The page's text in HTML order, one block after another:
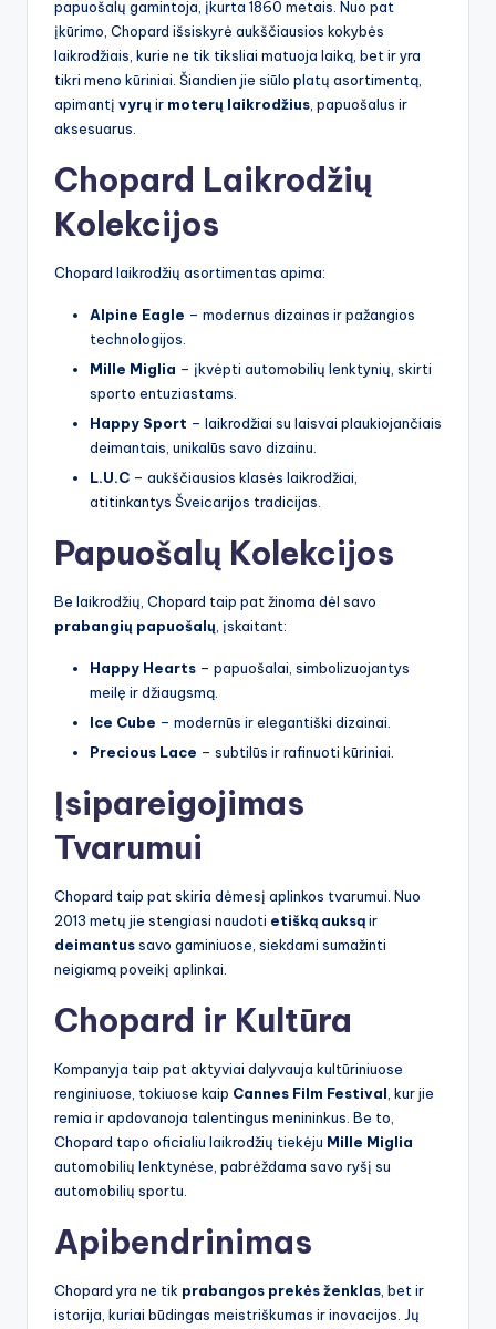
papuošalų gamintoja, įkurta 1860 metais. Nuo pat
įkūrimo, Chopard išsiskyrė aukščiausios kokybės
laikrodžiais, kurie ne tik tiksliai matuoja laiką, bet ir yra
tikri meno kūriniai. Šiandien jie siūlo platų asortimentą,
apimantį vyrų ir moterų laikrodžius , papuošalus ir
aksesuarus.
Chopard Laikrodžių
Kolekcijos
Chopard laikrodžių asortimentas apima:
Alpine Eagle – modernus dizainas ir pažangios
technologijos.
Mille Miglia – įkvėpti automobilių lenktynių, skirti
sporto entuziastams.
Happy Sport – laikrodžiai su laisvai plaukiojančiais
deimantais, unikalūs savo dizainu.
L.U.C – aukščiausios klasės laikrodžiai,
atitinkantys Šveicarijos tradicijas.
Papuošalų Kolekcijos
Be laikrodžių, Chopard taip pat žinoma dėl savo
prabangių papuošalų , įskaitant:
Happy Hearts – papuošalai, simbolizuojantys
meilę ir džiaugsmą.
Ice Cube – modernūs ir elegantiški dizainai.
Precious Lace – subtilūs ir rafinuoti kūriniai.
Įsipareigojimas
Tvarumui
Chopard taip pat skiria dėmesį aplinkos tvarumui. Nuo
2013 metų jie stengiasi naudoti etišką auksąir
deimantussavo gaminiuose, siekdami sumažinti
neigiamą poveikį aplinkai.
Chopard ir Kultūra
Kompanyja taip pat aktyviai dalyvauja kultūriniuose
renginiuose, tokiuose kaip Cannes Film Festival, kur jie
remia ir apdovanoja talentingus menininkus. Be to,
Chopard tapo oficialiu laikrodžių tiekėju Mille Miglia
automobilių lenktynėse, pabrėždama savo ryšį su
automobilių sportu.
Apibendrinimas
Chopard yra ne tik prabangos prekės ženklas, bet ir
istorija, kuriai būdingas meistriškumas ir inovacijos. Jų